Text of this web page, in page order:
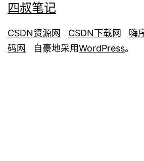
四叔笔记
CSDN资源网 CSDN下载网 嗨
码网 自豪地采用WordPress。